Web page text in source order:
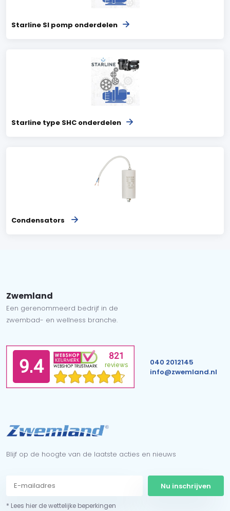
Starline Sl pomp onderdelen
Starline type SHC onderdelen
Condensators
Zwemland
Een gerenommeerd bedrijf in de
zwembad- en wellness branche.
040 2012145
info@zwemland.nl
Blijf op de hoogte van de laatste acties en nieuws
Nu inschrijven
* Lees hier de wettelijke beperkingen